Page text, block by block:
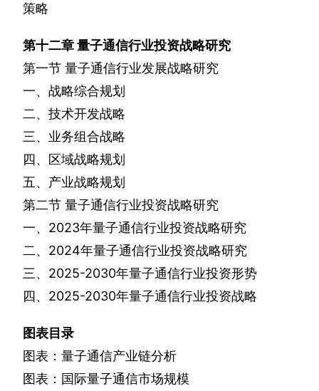
策略
第十二章量子通信行业投资战略研究
第一节 量子通信行业发展战略研究
一、战略综合规划
二、技术开发战略
三、业务组合战略
四、区域战略规划
五、产业战略规划
第二节 量子通信行业投资战略研究
一、 2023年量子通信行业投资战略研究
二、 2024年量子通信行业投资战略研究
三、 2025-2030年量子通信行业投资形势
四、 2025-2030年量子通信行业投资战略
图表目录
图表：量子通信产业链分析
图表：国际量子通信市场规模